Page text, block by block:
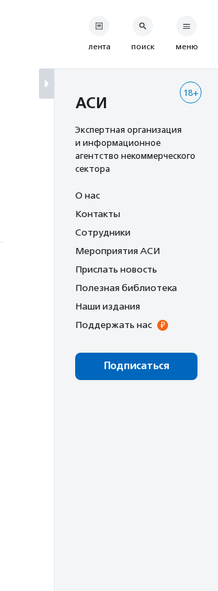
лента поиск меню
18+
АСИ
Экспертная организация
и информационное
агентство некоммерческого
сектора
О нас
Контакты
Сотрудники
Мероприятия АСИ
Прислать новость
Полезная библиотека
Наши издания
Поддержать нас
Подписаться